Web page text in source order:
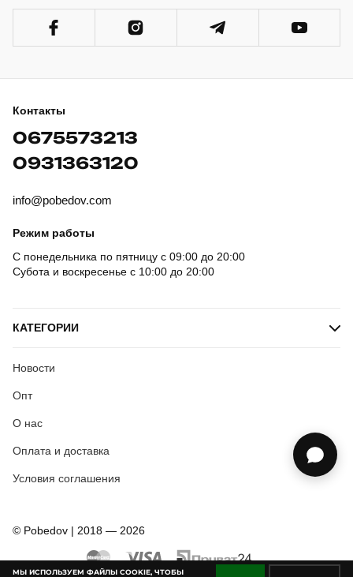
МЫ ИСПОЛЬЗУЕМ ФАЙЛЫ COOKIE, ЧТОБЫ
Контакты
0675573213
0931363120
info@pobedov.com
Режим работы
С понедельника по пятницу с 09:00 до 20:00
Субота и воскресенье с 10:00 до 20:00
КАТЕГОРИИ
Новости
Опт
О нас
Оплата и доставка
Условия соглашения
© Pobedov | 2018 — 2026